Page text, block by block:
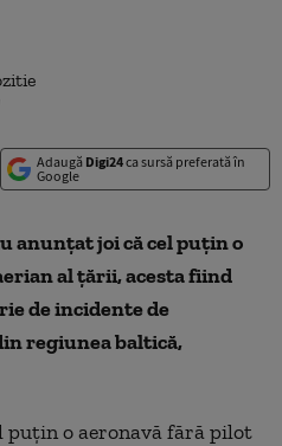
Adaugă Digi24ca sursă preferată în
Google
anunțat joi că cel puțin o
al țării, acesta fiind
de incidente de
regiunea baltică,
puțin o aeronavă fără pilot